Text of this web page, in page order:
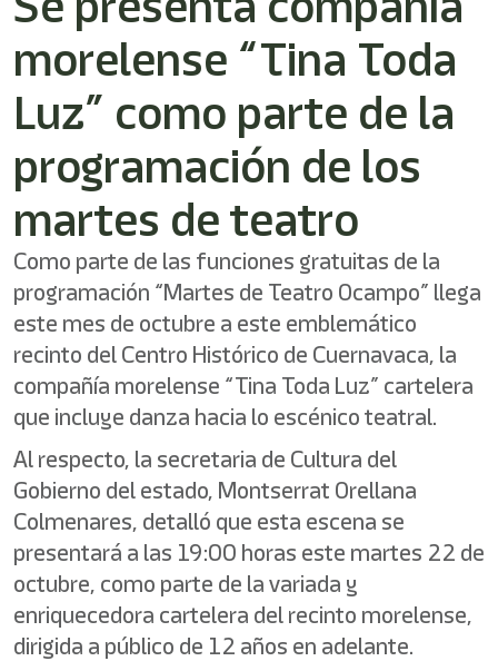
Este
lector
de
pantalla
ayudarle
navegar
interactuar
con
contenido.
morelense “Tina Toda
Luz” como parte de la
programación de los
martes de teatro
Como parte de las funciones gratuitas de la
programación “Martes de Teatro Ocampo” llega
este mes de octubre a este emblemático
recinto del Centro Histórico de Cuernavaca, la
compañía morelense “Tina Toda Luz” cartelera
que incluye danza hacia lo escénico teatral.
Al respecto, la secretaria de Cultura del
Gobierno del estado, Montserrat Orellana
Colmenares, detalló que esta escena se
presentará a las 19:00 horas este martes 22 de
octubre, como parte de la variada y
enriquecedora cartelera del recinto morelense,
dirigida a público de 12 años en adelante.